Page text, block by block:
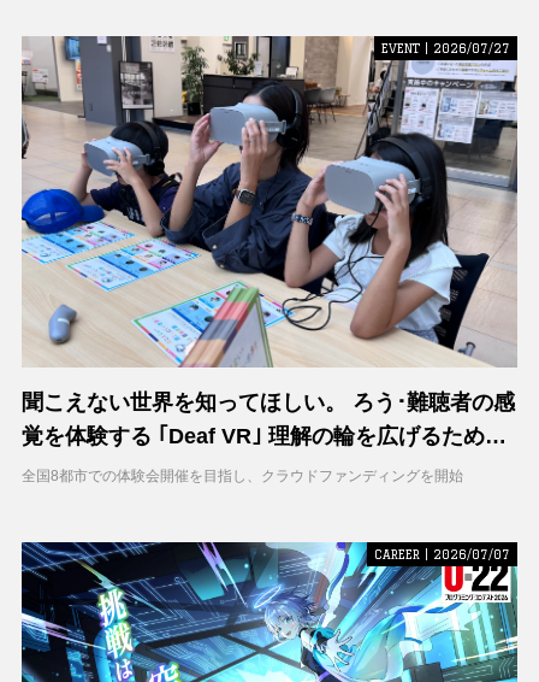
EVENT | 2026/07/27
聞こえない世界を知ってほしい。 ろう･難聴者の感
覚を体験する ｢Deaf VR｣ 理解の輪を広げるため支
援募集を開始
全国8都市での体験会開催を目指し、クラウドファンディングを開始
CAREER | 2026/07/07